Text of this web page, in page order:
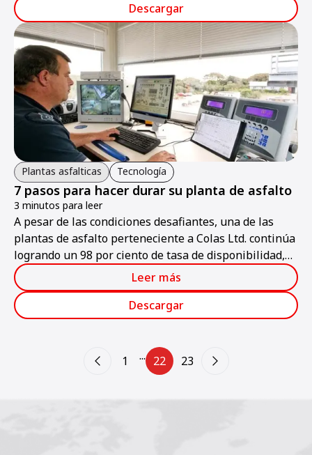
Descargar
Plantas asfalticas Tecnología
7 pasos para hacer durar su planta de asfalto
3 minutos para leer
A pesar de las condiciones desafiantes, una de las
plantas de asfalto perteneciente a Colas Ltd. continúa
logrando un 98 por ciento de tasa de disponibilidad,
aun cuando debe operar en un entorno
extremadamente difícil.
Leer más
Descargar
1 ... 22 23